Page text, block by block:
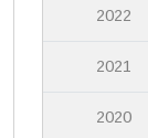
2022
2021
2020